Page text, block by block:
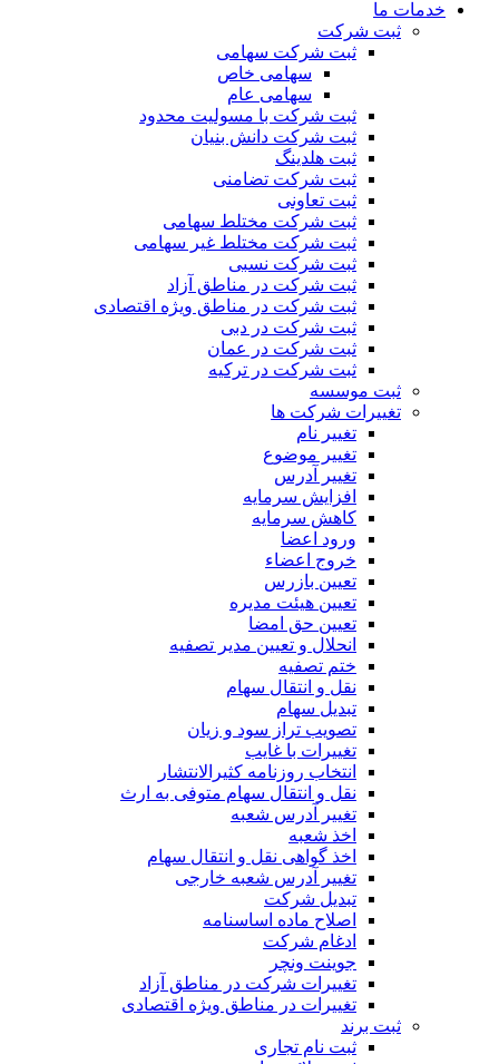
خدمات ما
ثبت شرکت
ثبت شرکت سهامی
سهامی خاص
سهامی عام
ثبت شرکت با مسولیت محدود
ثبت شرکت دانش بنیان
ثبت هلدینگ
ثبت شرکت تضامنی
ثبت تعاونی
ثبت شرکت مختلط سهامی
ثبت شرکت مختلط غیر سهامی
ثبت شرکت نسبی
ثبت شرکت در مناطق آزاد
ثبت شرکت در مناطق ویژه اقتصادی
ثبت شرکت در دبی
ثبت شرکت در عمان
ثبت شرکت در ترکیه
ثبت موسسه
تغییرات شرکت ها
تغییر نام
تغییر موضوع
تغییر آدرس
افزایش سرمایه
کاهش سرمایه
ورود اعضا
خروج اعضاء
تعیین بازرس
تعیین هیئت مدیره
تعیین حق امضا
انحلال و تعیین مدیر تصفیه
ختم تصفیه
نقل و انتقال سهام
تبدیل سهام
تصویب تراز سود و زیان
تغییرات با غایب
انتخاب روزنامه کثیرالانتشار
نقل و انتقال سهام متوفی به ارث
تغییر آدرس شعبه
اخذ شعبه
اخذ گواهی نقل و انتقال سهام
تغییر آدرس شعبه خارجی
تبدیل شرکت
اصلاح ماده اساسنامه
ادغام شرکت
جوینت ونچر
تغییرات شرکت در مناطق آزاد
تغییرات در مناطق ویژه اقتصادی
ثبت برند
ثبت نام تجاری